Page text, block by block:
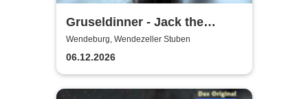
Gruseldinner - Jack the
Ripper
Wendeburg, Wendezeller Stuben
06.12.2026